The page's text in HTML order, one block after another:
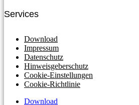
Services
Download
Impressum
Datenschutz
Hinweisgeberschutz
Cookie-Einstellungen
Cookie-Richtlinie
Download